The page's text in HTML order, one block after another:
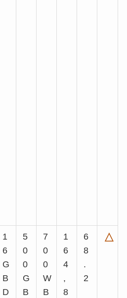
1
6
G
B
D
5
0
0
G
B
7
0
0
W
B
1
6
4
,
8
6
8
.
2
△